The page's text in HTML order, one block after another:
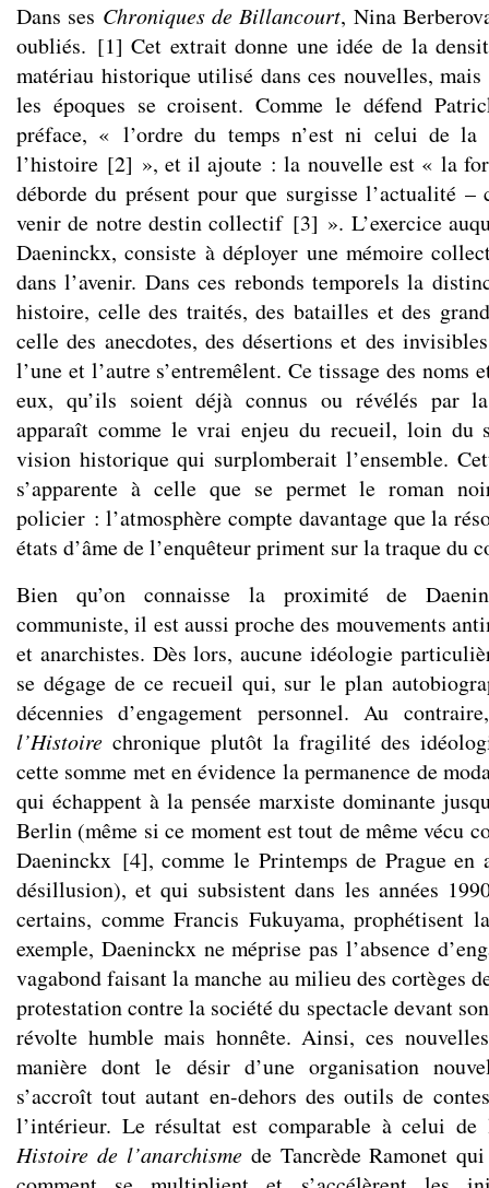
Dans ses Chroniques de Billancourt, Nina
oubliés. [1] Cet extrait donne une idée de la
matériau historique utilisé dans ces nouvelles,
les époques se croisent. Comme le défend
préface, « l’ordre du temps n’est ni celui de
l’histoire [2] », et il ajoute : la nouvelle est « la
déborde du présent pour que surgisse l’actualité –
venir de notre destin collectif[3] ». L’exercice
Daeninckx, consiste à déployer une mémoire
dans l’avenir. Dans ces rebonds temporels la
histoire, celle des traités, des batailles et des
celle des anecdotes, des désertions et des
l’une et l’autre s’entremêlent. Ce tissage des noms
eux, qu’ils soient déjà connus ou révélés par
apparaît comme le vrai enjeu du recueil, loin du
vision historique qui surplomberait l’ensemble.
s’apparente à celle que se permet le roman
policier : l’atmosphère compte davantage que la
états d’âme de l’enquêteur priment sur la traque du
Bien qu’on connaisse la proximité de
communiste, il est aussi proche des mouvements
et anarchistes. Dès lors, aucune idéologie
se dégage de ce recueil qui, sur le plan
décennies d’engagement personnel. Au
l’Histoire chronique plutôt la fragilité des
cette somme met en évidence la permanence de
qui échappent à la pensée marxiste dominante
Berlin (même si ce moment est tout de même vécu
Daeninckx [4], comme le Printemps de Prague en
désillusion), et qui subsistent dans les années
certains, comme Francis Fukuyama, prophétisent
exemple, Daeninckx ne méprise pas l’absence
vagabond faisant la manche au milieu des cortèges
protestation contre la société du spectacle devant
révolte humble mais honnête. Ainsi, ces
manière dont le désir d’une organisation
s’accroît tout autant en-dehors des outils de
l’intérieur. Le résultat est comparable à celui de
Histoire de l’anarchisme de Tancrède Ramonet